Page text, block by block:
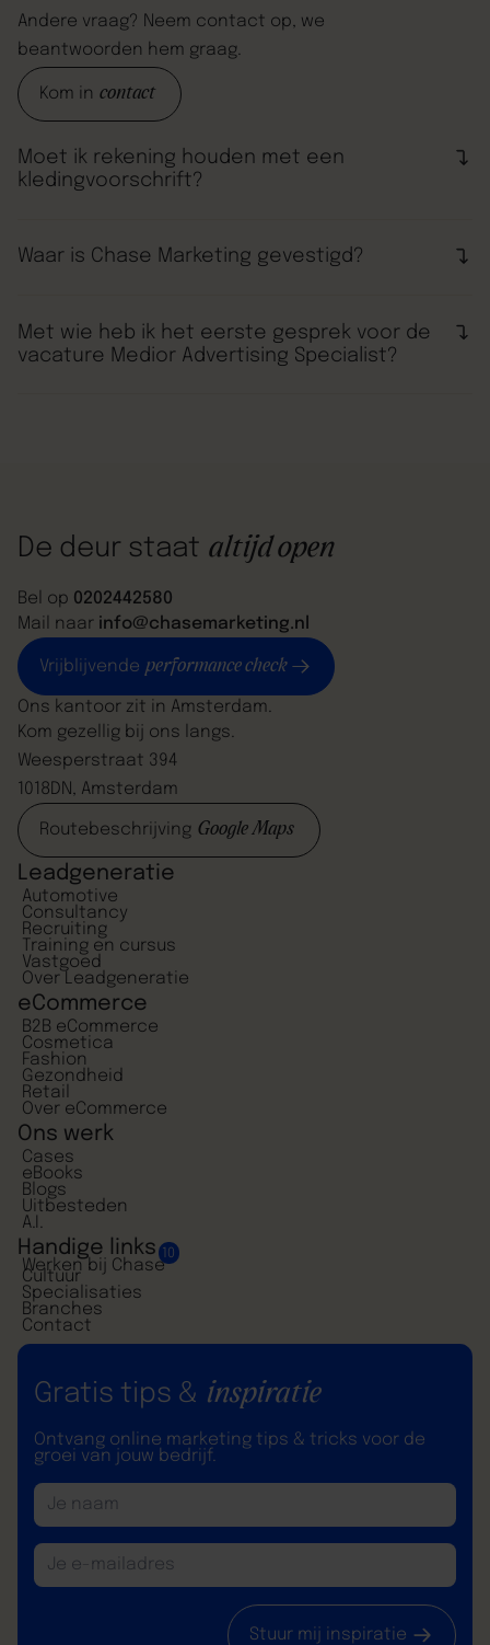
Andere vraag? Neem contact op, we
beantwoorden hem graag.
Kom in contact
Moet ik rekening houden met een
kledingvoorschrift?
hebben wij een comfortabel gesprek!
Waar is Chase Marketing gevestigd?
Nederland. Dit doen wij vanuit ons hoofdkantoor:
Met wie heb ik het eerste gesprek voor de
vacature Medior Advertising Specialist?
De deur staat altijd open
Bel op 0202442580
Mail naar info@chasemarketing.nl
Vrijblijvende performance check
Ons kantoor zit in Amsterdam.
Kom gezellig bij ons langs.
Weesperstraat 394
1018DN, Amsterdam
Routebeschrijving Google Maps
Leadgeneratie
Automotive
Consultancy
Recruiting
Training en cursus
Vastgoed
Over Leadgeneratie
eCommerce
B2B eCommerce
Cosmetica
Fashion
Gezondheid
Retail
Over eCommerce
Ons werk
Cases
eBooks
Blogs
Uitbesteden
A.I.
Handige links
Werken bij Chase
10
Cultuur
Specialisaties
Branches
Contact
Gratis tips & inspiratie
Ontvang online marketing tips & tricks voor de
groei van jouw bedrijf.
Stuur mij inspiratie